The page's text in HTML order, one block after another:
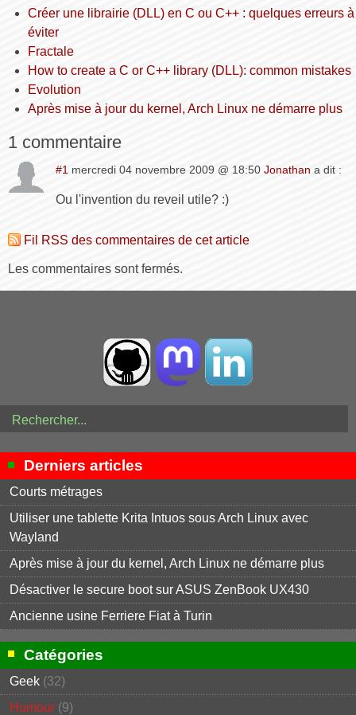
Créer une librairie (DLL) en C ou C++ : quelques erreurs à
éviter
Fractale
How to create a C or C++ library (DLL): common mistakes
Evolution
Après mise à jour du kernel, Arch Linux ne démarre plus
1 commentaire
#1 mercredi 04 novembre 2009 @ 18:50 Jonathan a dit :
Ou l'invention du reveil utile? :)
Fil RSS des commentaires de cet article
Les commentaires sont fermés.
Derniers articles
Courts métrages
Utiliser une tablette Krita Intuos sous Arch Linux avec
Wayland
Après mise à jour du kernel, Arch Linux ne démarre plus
Désactiver le secure boot sur ASUS ZenBook UX430
Ancienne usine Ferriere Fiat à Turin
Catégories
Geek (32)
Humour (9)